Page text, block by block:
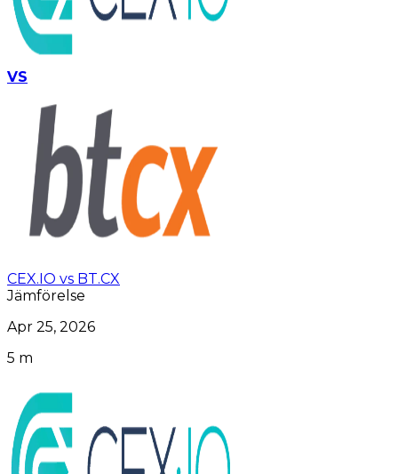
VS
CEX.IO vs BT.CX
Jämförelse
Apr 25, 2026
5 m